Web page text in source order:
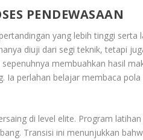
PENDEWASAAN
yang lebih tinggi serta
diuji dari segi teknik, tetapi
membuahkan hasil
Ia perlahan belajar membaca
di level elite. Program
Transisi ini menunjukkan